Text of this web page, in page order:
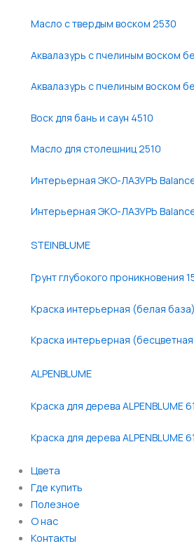
Масло с твердым воском 2530
Аквалазурь с пчелиным воском
Аквалазурь с пчелиным воском
Воск для бань и саун 4510
Масло для столешниц 2510
Интерьерная ЭКО-ЛАЗУРЬ
Интерьерная ЭКО-ЛАЗУРЬ
STEINBLUME
Грунт глубокого проникновения
Краска интерьерная (белая база)
Краска интерьерная
ALPENBLUME
Краска для дерева ALPENBLUME
Краска для дерева ALPENBLUME
Цвета
Где купить
Полезное
О нас
Контакты